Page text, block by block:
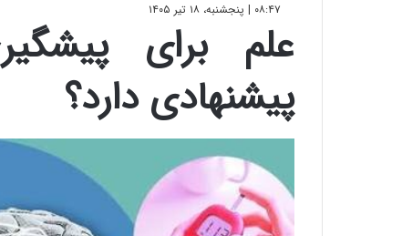
۰۸:۴۷ | پنجشنبه، ۱۸ تیر ۱۴۰۵
علم برای
پیشنهادی دارد؟